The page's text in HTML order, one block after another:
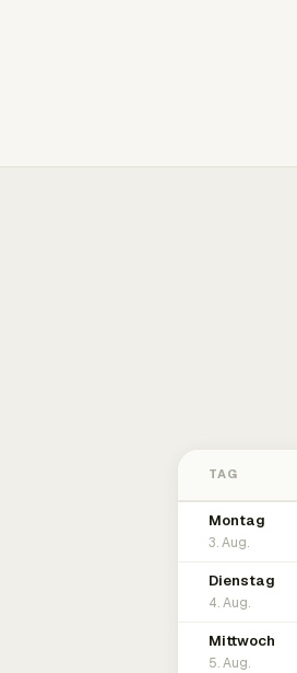
TAG
Montag
3. Aug.
Dienstag
4. Aug.
Mittwoch
5. Aug.